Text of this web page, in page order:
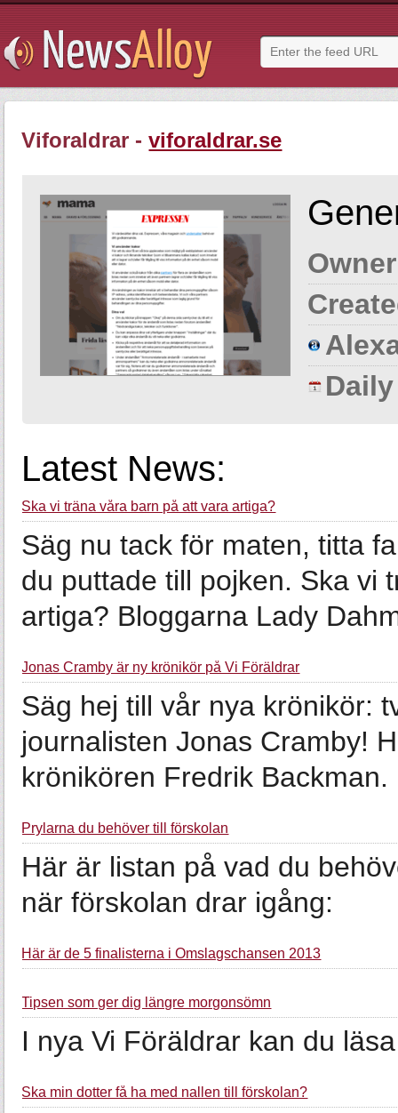
Viforaldrar -viforaldrar.se
Latest News:
Ska vi träna våra barn på att vara artiga?
Säg nu tack för maten, titta
du puttade till ­pojken. Ska vi
artiga? Bloggarna Lady
Jonas Cramby är ny krönikör på Vi Föräldrar
Säg hej till vår nya krönikör:
journalisten Jonas Cramby!
krönikören Fredrik ­Backman.
Prylarna du behöver till förskolan
Här är listan på vad du
när förskolan drar igång:
Här är de 5 finalisterna i Omslagschansen 2013
Tipsen som ger dig längre morgonsömn
I nya Vi Föräldrar kan du
Ska min dotter få ha med nallen till förskolan?